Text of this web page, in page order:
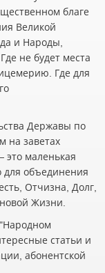
благе
Великой
и Народы,
не будет места
Где для
Державы по
на заветах
это маленькая
для объединения
Отчизна, Долг,
Жизни.
статьи и
абонентской